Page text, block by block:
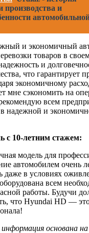
производства и
и экономичный
товаров в
и
что гарантирует
экономичному
мне сэкономить на
всем
надежной и
с 10-летним стажем:
модель для
автомобилем очень
даже в условиях
всем
работы. Будучи
что Hyundai HD —
основана